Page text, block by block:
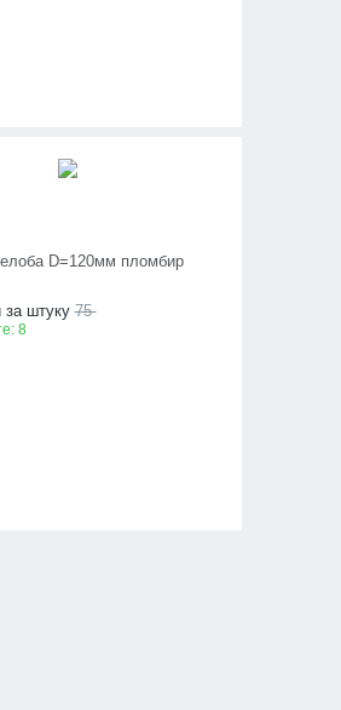
D=120мм пломбир
за штуку 75
8